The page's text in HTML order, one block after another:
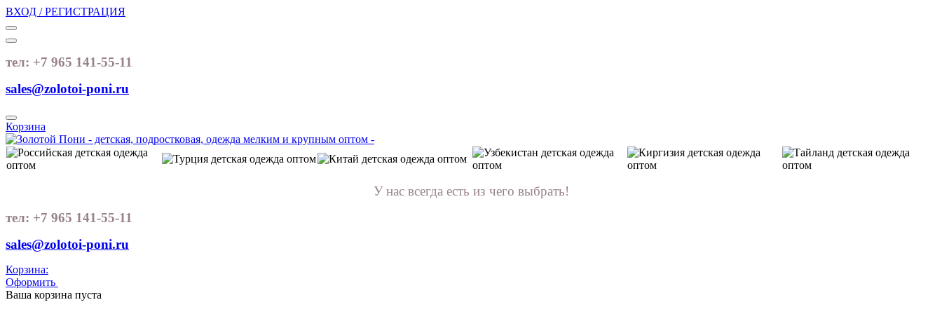
ВХОД / РЕГИСТРАЦИЯ
тел: +7 965 141-55-11
sales@zolotoi-poni.ru
Корзина
У нас всегда есть из чего выбрать!
тел: +7 965 141-55-11
sales@zolotoi-poni.ru
Корзина:
Оформить
Ваша корзина пуста